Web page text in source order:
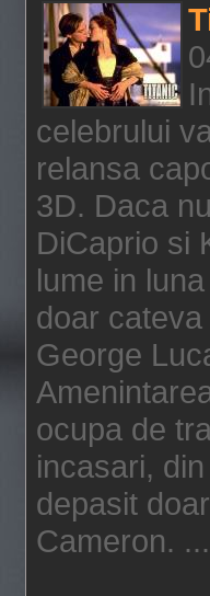
celebrului
relansa
3D. Daca
DiCaprio si
lume in
doar
George
ocupa de
incasari,
depasit
Cameron. ...